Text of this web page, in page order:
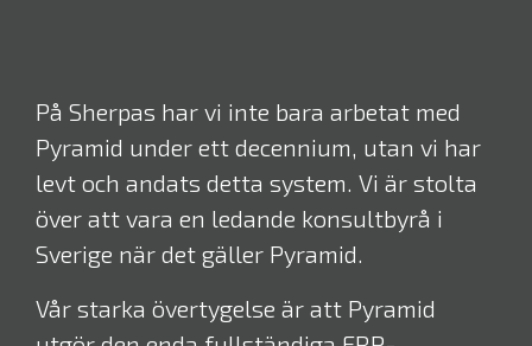
På Sherpas har vi inte bara arbetat med
Pyramid under ett decennium, utan vi har
levt och andats detta system. Vi är stolta
över att vara en ledande konsultbyrå i
Sverige när det gäller Pyramid.
Vår starka övertygelse är att Pyramid